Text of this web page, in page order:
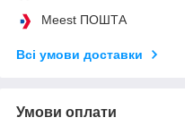
Meest ПОШТА
Всі умови доставки
Умови оплати